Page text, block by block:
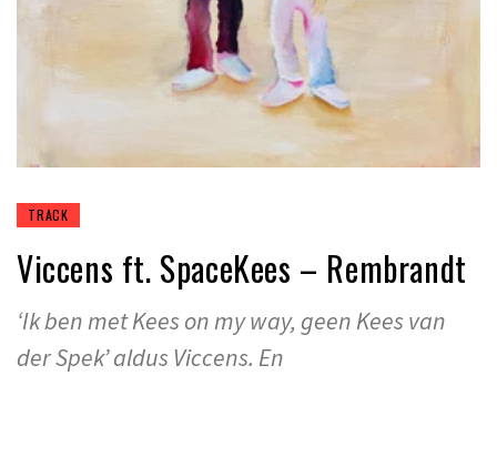
TRACK
Viccens ft. SpaceKees – Rembrandt
‘Ik ben met Kees on my way, geen Kees van
der Spek’ aldus Viccens. En